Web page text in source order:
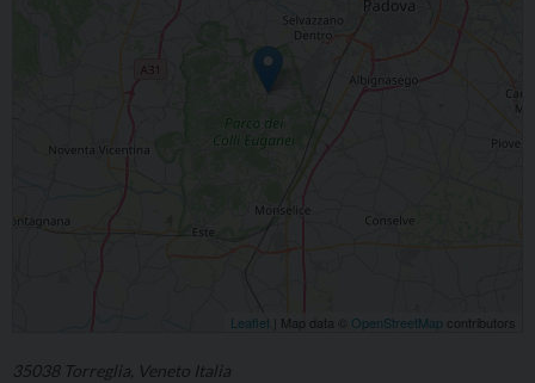
Leaflet | Map data © OpenStreetMap contributors
35038 Torreglia, Veneto Italia